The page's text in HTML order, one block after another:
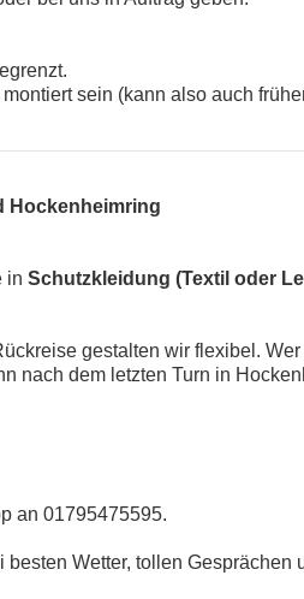
sein (kann also auch
Hockenheimring
in Schutzkleidung (Textil oder
gestalten wir flexibel.
nach dem letzten Turn in
an 01795475595.
Wetter, tollen